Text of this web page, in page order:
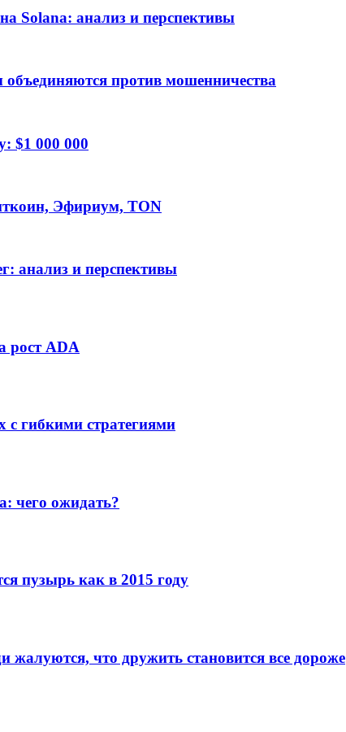
Solana: анализ и перспективы
против мошенничества
$1 000 000
Эфириум, TON
анализ и перспективы
рост ADA
с гибкими стратегиями
чего ожидать?
пузырь как в 2015 году
жалуются, что дружить становится все дороже